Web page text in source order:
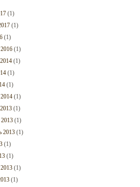
(1)
(1)
(1)
2016 (1)
2014 (1)
(1)
(1)
2014 (1)
2013 (1)
2013 (1)
2013 (1)
(1)
(1)
2013 (1)
(1)